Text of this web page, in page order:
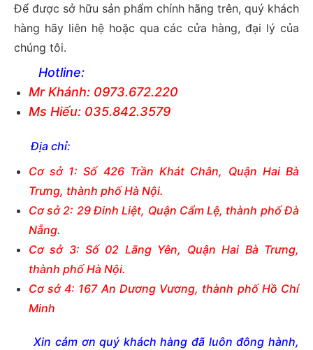
Để được sở hữu sản phẩm chính hãng trên, quý khách
hàng hãy liên hệ hoặc qua các cửa hàng, đại lý của
chúng tôi.
Hotline:
Mr Khánh: 0973.672.220
Ms Hiếu: 035.842.3579
Địa chỉ:
Cơ sở 1: Số 426 Trần Khát Chân, Quận Hai Bà
Trưng, thành phố Hà Nội.
Cơ sở 2: 29 Đinh Liệt, Quận Cẩm Lệ, thành phố Đà
Nẵng.
Cơ sở 3: Số 02 Lãng Yên, Quận Hai Bà Trưng,
thành phố Hà Nội.
Cơ sở 4: 167 An Dương Vương, thành phố Hồ Chí
Minh
Xin cảm ơn quý khách hàng đã luôn đông hành,